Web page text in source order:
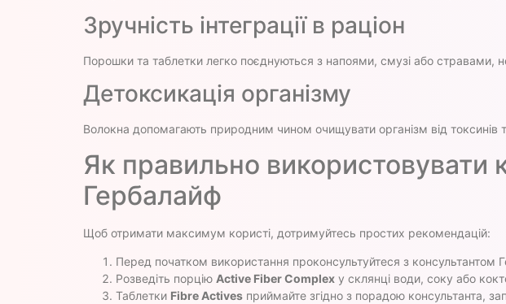
Зручність інтеграції в раціон
Порошки та таблетки легко поєднуються з напоями, смузі або стравами,
Детоксикація організму
Волокна допомагають природним чином очищувати організм від токсинів
Як правильно
Гербалайф
Щоб отримати максимум користі, дотримуйтесь простих рекомендацій:
Перед початком використання проконсультуйтеся з консультантом
Розведіть порцію Active Fiber Complex у склянці води, соку або
Таблетки Fibre Actives приймайте згідно з порадою консультанта,